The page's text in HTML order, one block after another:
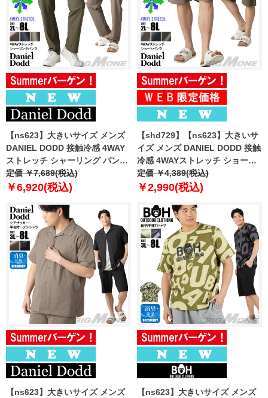
【ns623】大きいサイズ メンズ
DANIEL DODD 接触冷感 4WAY
ストレッチ シャーリング パンツ
春夏新作 azp260201201t
【fre】
定価 ￥7,689(税込)
￥6,920(税込)
【shd729】【ns623】大きいサ
イズ メンズ DANIEL DODD 接触
冷感 4WAYストレッチ ショーツ
ショートパンツ ハーフパンツ 春
夏新作 azsp-260204 【fre】
定価 ￥4,389(税込)
￥2,990(税込)
【ns623】大きいサイズ メンズ
【ns623】大きいサイズ メンズ